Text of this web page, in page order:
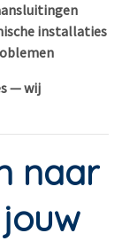
installaties
— wij
naar